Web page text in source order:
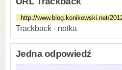
Trackback - notka
Jedna odpowiedź